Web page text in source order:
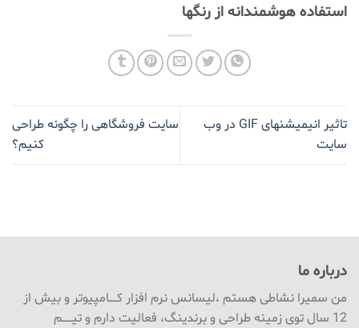
استفاده هوشمندانه از رنگها
تاثیر انیمیشنهای GIF در وب
سایت
سایت فروشگاهی را چگونه طراحی
کنیم؟
درباره ما
من سمیرا نشاطی هستم ،لیسانس نرم افزار کـــــامپیوتر و بیش از
12 سال توی زمینه طراحی و برندینگ، فعالیت دارم و تیــــــم